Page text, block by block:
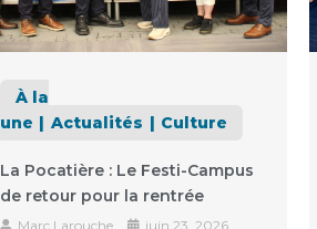
À la
une
Actualités Culture
La Pocatière : Le Festi-Campus
de retour pour la rentrée
Marc Larouche juin 23, 2026